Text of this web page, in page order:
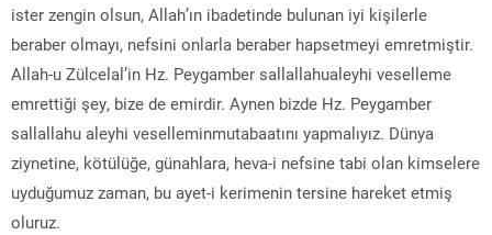
ister zengin olsun, Allah’ın ibadetinde bulunan iyi kişilerle
beraber olmayı, nefsini onlarla beraber hapsetmeyi emretmiştir.
Allah-u Zülcelal’in Hz. Peygamber sallallahualeyhi veselleme
emrettiği şey, bize de emirdir. Aynen bizde Hz. Peygamber
sallallahu aleyhi veselleminmutabaatını yapmalıyız. Dünya
ziynetine, kötülüğe, günahlara, heva-i nefsine tabi olan kimselere
uyduğumuz zaman, bu ayet-i kerimenin tersine hareket etmiş
oluruz.